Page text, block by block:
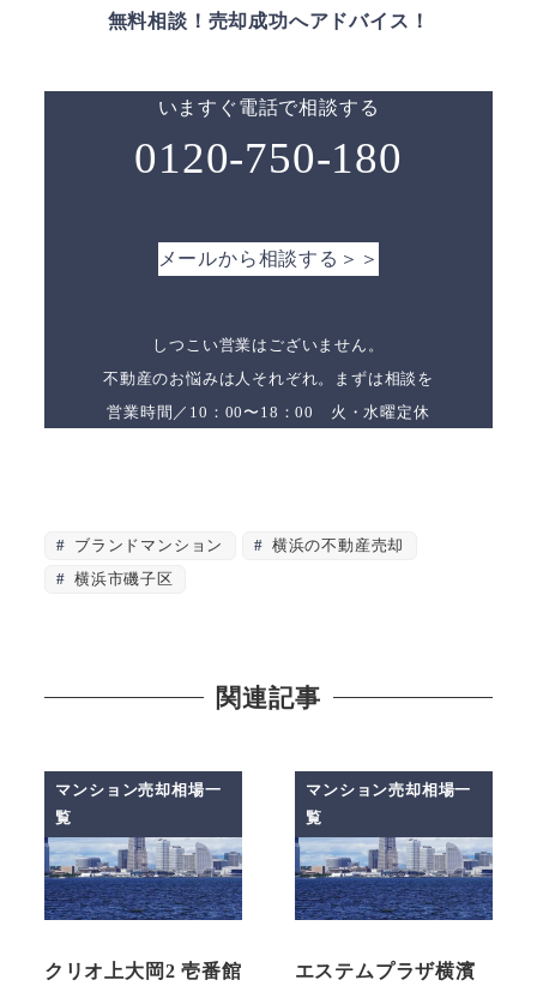
無料相談！売却成功へアドバイス！
いますぐ電話で相談する
0120-750-180
メールから相談する＞＞
しつこい営業はございません。
不動産のお悩みは人それぞれ。まずは相談を
営業時間／10：00〜18：00 火・水曜定休
ブランドマンション
横浜の不動産売却
横浜市磯子区
関連記事
マンション売却相場一
覧
クリオ上大岡2 壱番館
マンション売却相場一
覧
エステムプラザ横濱